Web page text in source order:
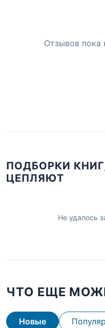
Отзывов пока
ПОДБОРКИ
ЦЕПЛЯЮТ
Не удалось
ЧТО ЕЩЕ
Новые